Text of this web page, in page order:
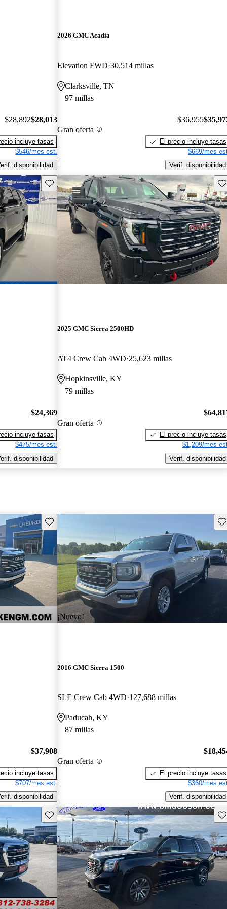
$28,892$28,013
incluye tasas
$546/mes est.
disponibilidad
2026 GMC Acadia
Elevation FWD 30,514 millas
Clarksville, TN
97 millas
Gran oferta
$36,955
El precio incluye tasas
$669/mes
Verif. disponibilidad
Guarda este Aviso
$24,369
incluye tasas
$475/mes est.
disponibilidad
2025 GMC Sierra 2500HD
AT4 Crew Cab 4WD 25,623 millas
Hopkinsville, KY
79 millas
Gran oferta
El precio incluye tasas
$1,209/mes
Verif. disponibilidad
Guarda este Aviso
$37,908
incluye tasas
$707/mes est.
disponibilidad
¡Nuevo!
2016 GMC Sierra 1500
SLE Crew Cab 4WD 127,688 millas
Paducah, KY
87 millas
Gran oferta
El precio incluye tasas
$360/mes
Verif. disponibilidad
Guarda este Aviso